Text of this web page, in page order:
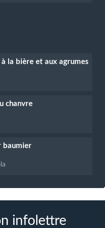
la bière et aux agrumes
chanvre
baumier
infolettre